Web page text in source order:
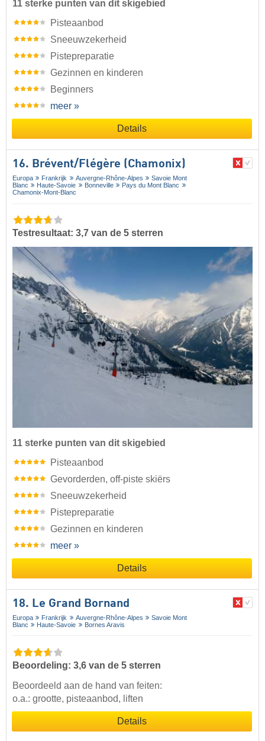
11 sterke punten van dit skigebied
Pisteaanbod
Sneeuwzekerheid
Pistepreparatie
Gezinnen en kinderen
Beginners
meer »
Details
16. Brévent/​Flégère (Chamonix)
Europa Frankrijk Auvergne-Rhône-Alpes
Savoie Mont
Blanc
Haute-Savoie Bonneville
Pays du Mont Blanc
Chamonix-Mont-Blanc
Testresultaat: 3,7 van de 5 sterren
11 sterke punten van dit skigebied
Pisteaanbod
Gevorderden, off-piste skiërs
Sneeuwzekerheid
Pistepreparatie
Gezinnen en kinderen
meer »
Details
18. Le Grand Bornand
Europa Frankrijk Auvergne-Rhône-Alpes
Savoie Mont
Blanc
Haute-Savoie Bornes Aravis
Beoordeling: 3,6 van de 5 sterren
Beoordeeld aan de hand van feiten:
o.a.: grootte, pisteaanbod, liften
Details